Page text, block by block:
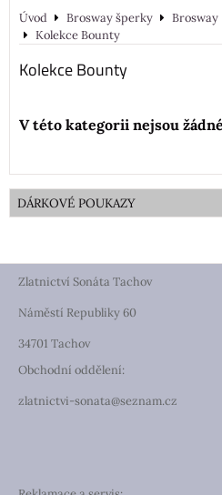
Úvod Brosway šperky Brosway
Kolekce Bounty
Kolekce Bounty
DÁRKOVÉ POUKAZY
Zlatnictví Sonáta Tachov
Náměstí Republiky 60
34701 Tachov
Obchodní oddělení:
zlatnictvi-sonata@seznam.cz